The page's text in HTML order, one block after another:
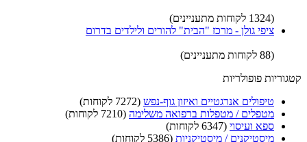
(1324 לקוחות מתעניינים)
ציפי גולן - מרכז "הבית" להורים ולילדים בדרום
(88 לקוחות מתעניינים)
קטגוריות פופולריות
טיפולים אנרגטיים ואיזון גוף-נפש (7272 לקוחות)
מטפלים / מטפלות ברפואה משלימה (7210 לקוחות)
ספא ועיסוי (6347 לקוחות)
מיסטיקנים / מיסטיקניות (5386 לקוחות)